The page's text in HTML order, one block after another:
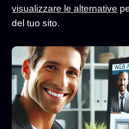
visualizzare le alternative
del tuo sito.